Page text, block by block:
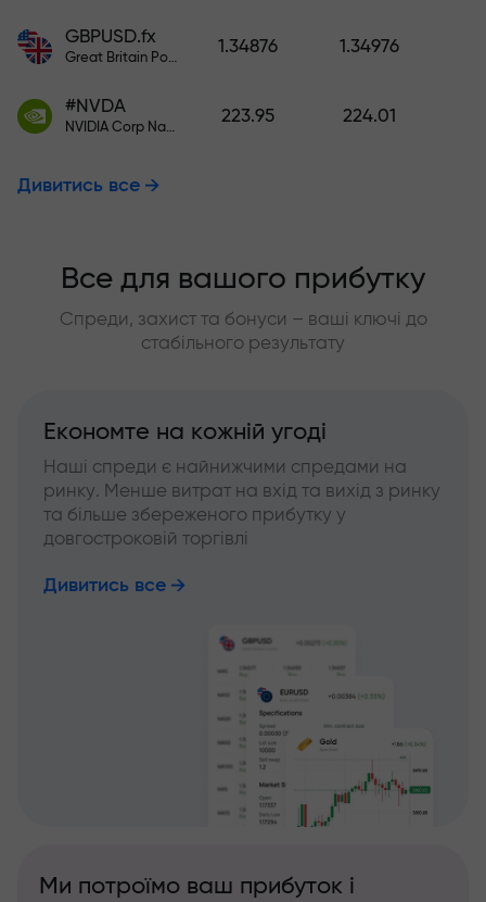
GBPUSD.fx
Great Britain Pound vs US Dollar
1.34876 1.34976
#NVDA
NVIDIA Corp Nasdaq Stock Exchange (Nasdaq) USD
223.95 224.01
Дивитись все
Все для вашого прибутку
Спреди, захист та бонуси – ваші ключі до
стабільного результату
Економте на кожній угоді
Наші спреди є найнижчими спредами на
ринку. Менше витрат на вхід та вихід з ринку
та більше збереженого прибутку у
довгостроковій торгівлі
Дивитись все
Ми потроїмо ваш прибуток і